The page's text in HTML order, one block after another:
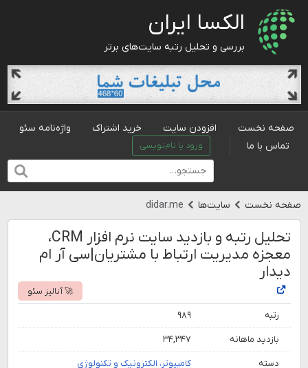
الکسا ایران
بررسی و تحلیل رتبه سایت‌های برتر
صفحه نخست افزودن سایت خرید اشتراک
واژه‌نامه سئو
تماس با ما
ورود یا نام‌نویسی
صفحه نخست سایت‌ها didar.me
تحلیل رتبه و بازدید سایت نرم افزار CRM،
معجزه مدیریت ارتباط با مشتریان|سی آر ام
دیدار
🚀 آنالیز سئو
رتبه ۹۸۹
بازدید ماهانه ۳۴,۳۴۷
دسته کامپیوتر، الکترونیک و تکنولوژی